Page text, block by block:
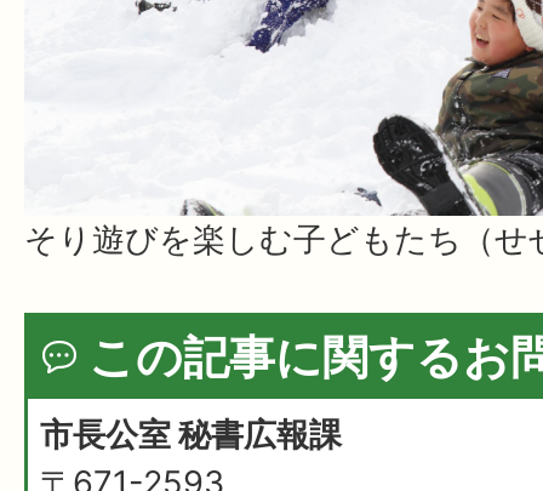
そり遊びを楽しむ子どもたち（せ
この記事に関するお
市長公室 秘書広報課